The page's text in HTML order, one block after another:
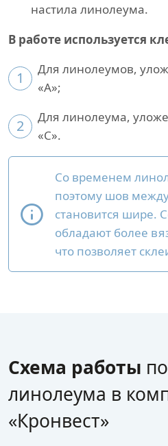
настила линолеума.
В работе используется
1
Для линолеумов,
«A»;
2
Для линолеума,
«С».
Со временем
поэтому шов
становится шире.
обладают более
что позволяет
Схема работы
линолеума в
«Кронвест»